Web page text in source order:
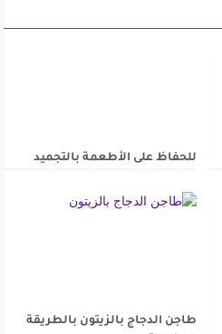
للحفاظ على الأطعمة بالتجميد
طاجن الدجاج بالزيتون بالطريقة